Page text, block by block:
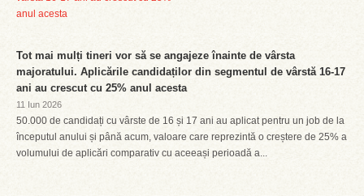
Tot mai mulți tineri vor să se angajeze înainte de vârsta
majoratului. Aplicările candidaților din segmentul de vârstă 16-17
ani au crescut cu 25% anul acesta
11 Iun 2026
50.000 de candidați cu vârste de 16 și 17 ani au aplicat pentru un job de la
începutul anului și până acum, valoare care reprezintă o creștere de 25% a
volumului de aplicări comparativ cu aceeași perioadă a...